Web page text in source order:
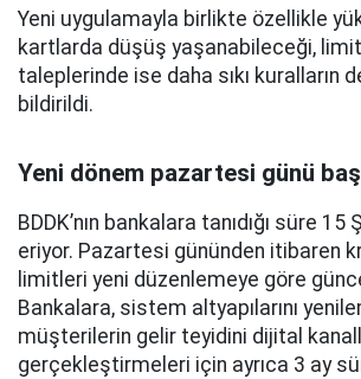
Yeni uygulamayla birlikte özellikle
kartlarda düşüş yaşanabileceği, limit
taleplerinde ise daha sıkı kuralların
bildirildi.
Yeni dönem pazartesi günü
BDDK’nın bankalara tanıdığı süre 15
eriyor. Pazartesi gününden itibaren
limitleri yeni düzenlemeye göre
Bankalara, sistem altyapılarını
müşterilerin gelir teyidini dijital
gerçekleştirmeleri için ayrıca 3 ay